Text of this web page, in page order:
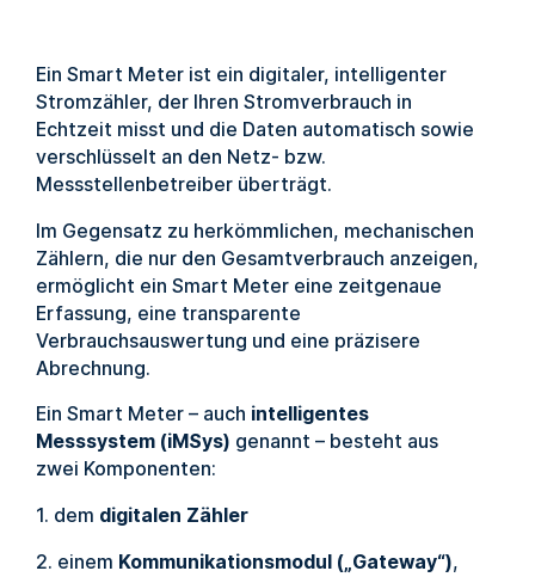
Ein Smart Meter ist ein digitaler, intelligenter
Stromzähler, der Ihren Stromverbrauch in
Echtzeit misst und die Daten automatisch sowie
verschlüsselt an den Netz- bzw.
Messstellenbetreiber überträgt.
Im Gegensatz zu herkömmlichen, mechanischen
Zählern, die nur den Gesamtverbrauch anzeigen,
ermöglicht ein Smart Meter eine zeitgenaue
Erfassung, eine transparente
Verbrauchsauswertung und eine präzisere
Abrechnung.
Ein Smart Meter – auch intelligentes
Messsystem (iMSys) genannt – besteht aus
zwei Komponenten:
1. dem digitalen Zähler
2. einem Kommunikationsmodul („Gateway“),